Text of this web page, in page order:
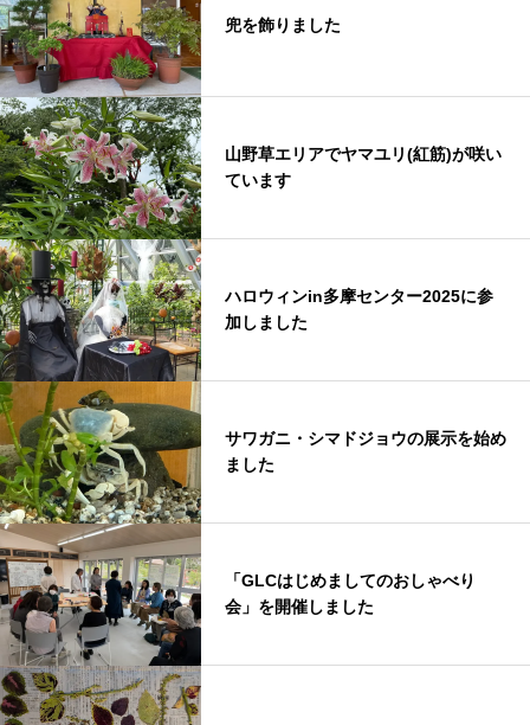
兜を飾りました
山野草エリアでヤマユリ(紅筋)が咲い
ています
ハロウィンin多摩センター2025に参
加しました
サワガニ・シマドジョウの展示を始め
ました
「GLCはじめましてのおしゃべり
会」を開催しました